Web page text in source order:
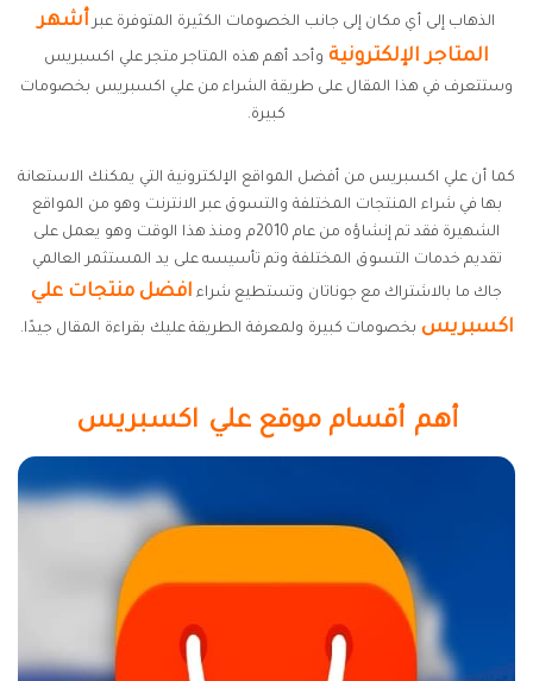
الذهاب إلى أي مكان إلى جانب الخصومات الكثيرة المتوفرة عبر أشهر
المتاجر الإلكترونية وأحد أهم هذه المتاجر متجر علي اكسبريس
وستتعرف في هذا المقال على طريقة الشراء من علي اكسبريس بخصومات
كبيرة.
كما أن علي اكسبريس من أفضل المواقع الإلكترونية التي يمكنك الاستعانة
بها في شراء المنتجات المختلفة والتسوق عبر الانترنت وهو من المواقع
الشهيرة فقد تم إنشاؤه من عام 2010م ومنذ هذا الوقت وهو يعمل على
تقديم خدمات التسوق المختلفة وتم تأسيسه على يد المستثمر العالمي
جاك ما بالاشتراك مع جوناتان وتستطيع شراء افضل منتجات علي
اكسبريس بخصومات كبيرة ولمعرفة الطريقة عليك بقراءة المقال جيدًا.
أهم أقسام موقع علي اكسبريس